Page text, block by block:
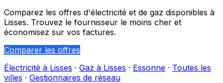
Comparez les offres d'électricité et de gaz disponibles à
Lisses. Trouvez le fournisseur le moins cher et
économisez sur vos factures.
Comparer les offres
Électricité à Lisses · Gaz à Lisses · Essonne · Toutes les
villes · Gestionnaires de réseau